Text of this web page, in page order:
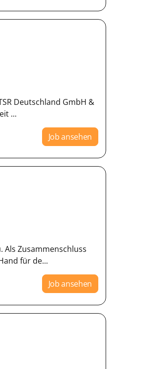
Deutschland GmbH &
...
Job ansehen
Als Zusammenschluss
für de...
Job ansehen